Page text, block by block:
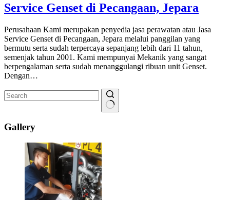
Service Genset di Pecangaan, Jepara
Perusahaan Kami merupakan penyedia jasa perawatan atau Jasa
Service Genset di Pecangaan, Jepara melalui panggilan yang
bermutu serta sudah terpercaya sepanjang lebih dari 11 tahun,
semenjak tahun 2001. Kami mempunyai Mekanik yang sangat
berpengalaman serta sudah menanggulangi ribuan unit Genset.
Dengan…
results
Gallery